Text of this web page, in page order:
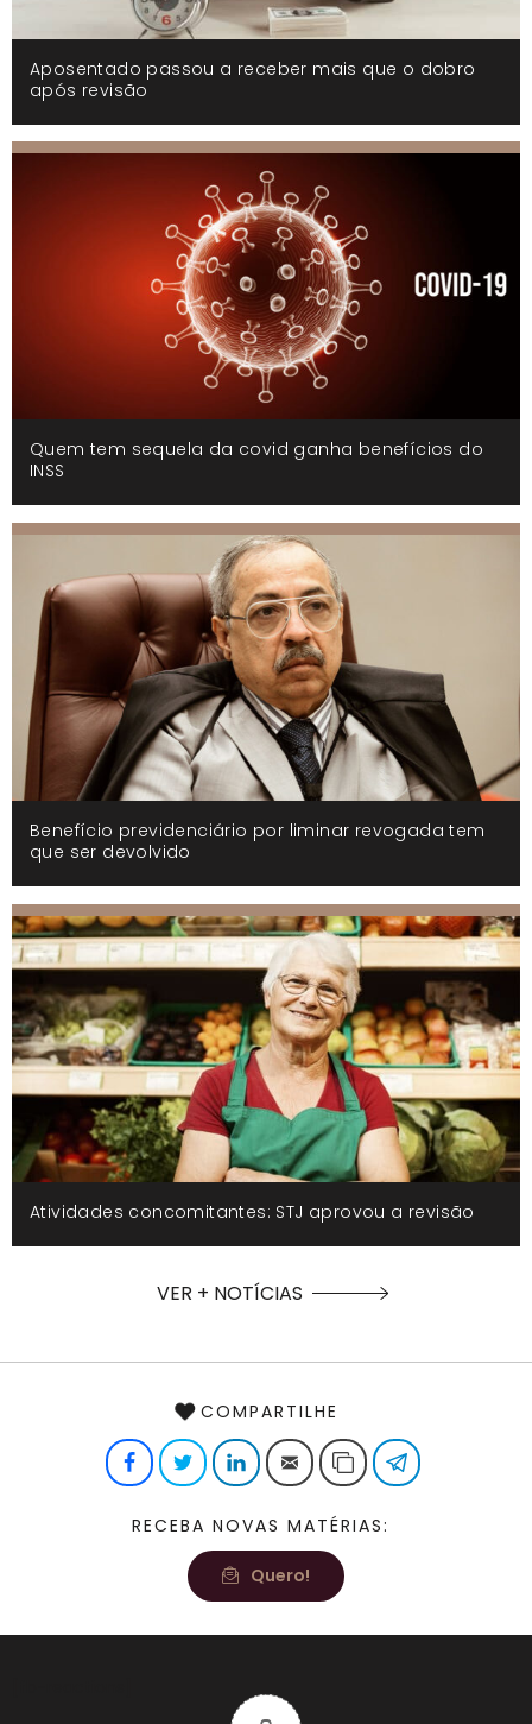
Aposentado passou a receber mais que o dobro
após revisão
Quem tem sequela da covid ganha benefícios do
INSS
Benefício previdenciário por liminar revogada tem
que ser devolvido
Atividades concomitantes: STJ aprovou a revisão
VER + NOTÍCIAS
COMPARTILHE
FacebookTwitterLinkedInE-mailCopiar linkTelegram
RECEBA NOVAS MATÉRIAS:
Quero!